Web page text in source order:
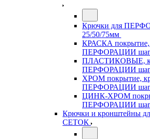
Крючки для
25/50/75мм
КРАСКА покрытие,
ПЕРФОРАЦИИ
ПЛАСТИКОВЫЕ,
ПЕРФОРАЦИИ
ХРОМ покрытие,
ПЕРФОРАЦИИ шаг
ЦИНК-ХРОМ
ПЕРФОРАЦИИ шаг
Крючки и кронштейны
СЕТОК